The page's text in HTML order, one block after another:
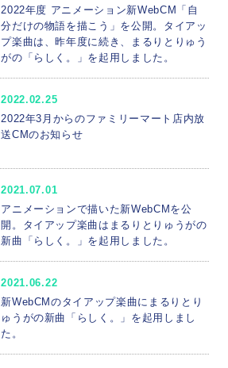
2022年度 アニメーション新WebCM「自
分だけの物語を描こう」を公開。タイアッ
プ楽曲は、昨年度に続き、まるりとりゅう
がの「らしく。」を起用しました。
2022.02.25
2022年3月からのファミリーマート店内放
送CMのお知らせ
2021.07.01
アニメーションで描いた新WebCMを公
開。タイアップ楽曲はまるりとりゅうがの
新曲「らしく。」を起用しました。
2021.06.22
新WebCMのタイアップ楽曲にまるりとり
ゅうがの新曲「らしく。」を起用しまし
た。